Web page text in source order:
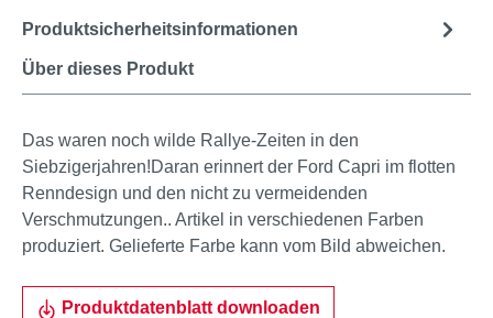
Über dieses Produkt
Produktsicherheitsinformationen
Das waren noch wilde Rallye-Zeiten in den
Siebzigerjahren!Daran erinnert der Ford Capri im flotten
Renndesign und den nicht zu vermeidenden
Verschmutzungen.. Artikel in verschiedenen Farben
produziert. Gelieferte Farbe kann vom Bild abweichen.
Produktdatenblatt downloaden